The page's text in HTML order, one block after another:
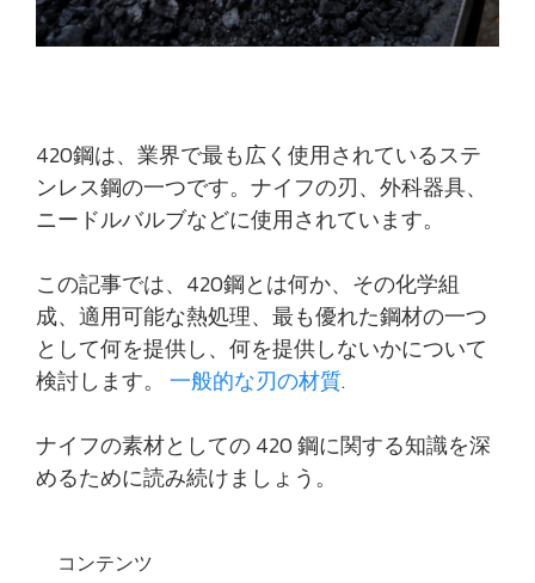
420鋼は、業界で最も広く使用されているステ
ンレス鋼の一つです。ナイフの刃、外科器具、
ニードルバルブなどに使用されています。
この記事では、420鋼とは何か、その化学組
成、適用可能な熱処理、最も優れた鋼材の一つ
として何を提供し、何を提供しないかについて
検討します。 一般的な刃の材質.
ナイフの素材としての 420 鋼に関する知識を深
めるために読み続けましょう。
コンテンツ